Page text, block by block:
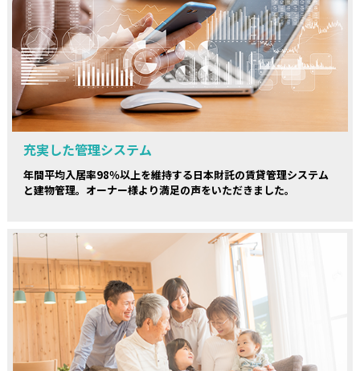
充実した管理システム
年間平均入居率98％以上を維持する日本財託の賃貸管理システム
と建物管理。オーナー様より満足の声をいただきました。